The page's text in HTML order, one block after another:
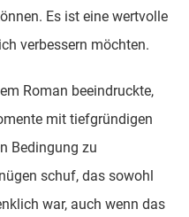
Es ist eine wertvolle
verbessern möchten.
Roman beeindruckte,
mit tiefgründigen
Bedingung zu
schuf, das sowohl
war, auch wenn das